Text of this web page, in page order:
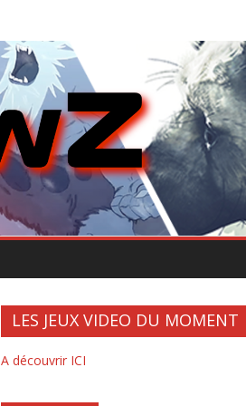
LES JEUX VIDEO DU MOMENT
A découvrir ICI